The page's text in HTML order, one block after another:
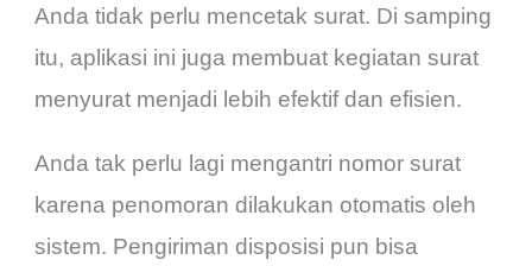
Anda tidak perlu mencetak surat. Di samping
itu, aplikasi ini juga membuat kegiatan surat
menyurat menjadi lebih efektif dan efisien.
Anda tak perlu lagi mengantri nomor surat
karena penomoran dilakukan otomatis oleh
sistem. Pengiriman disposisi pun bisa